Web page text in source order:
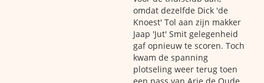
omdat dezelfde Dick 'de
Knoest' Tol aan zijn makker
Jaap 'Jut' Smit gelegenheid
gaf opnieuw te scoren. Toch
kwam de spanning
plotseling weer terug toen